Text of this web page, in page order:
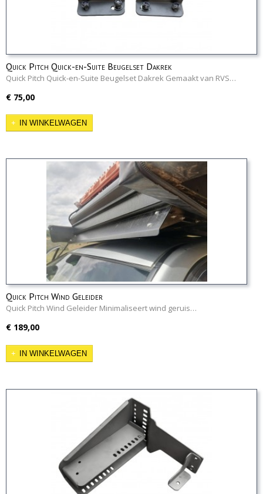
Quick Pitch Quick-en-Suite Beugelset Dakrek
Quick Pitch Quick-en-Suite Beugelset Dakrek Gemaakt van RVS…
€ 75,00
IN WINKELWAGEN
Quick Pitch Wind Geleider
Quick Pitch Wind Geleider Minimaliseert wind geruis…
€ 189,00
IN WINKELWAGEN